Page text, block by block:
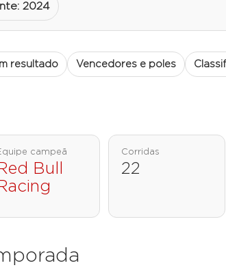
2024
resultado Vencedores e poles
campeã
Bull
Corridas
22